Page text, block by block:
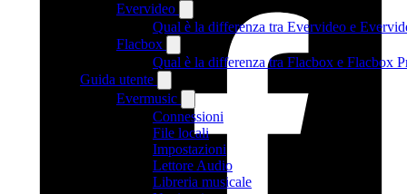
Evervideo
Qual è la differenza tra Evervideo e
Flacbox
Qual è la differenza tra Flacbox e Flacbox
Guida utente
Evermusic
Connessioni
File locali
Impostazioni
Lettore Audio
Libreria musicale